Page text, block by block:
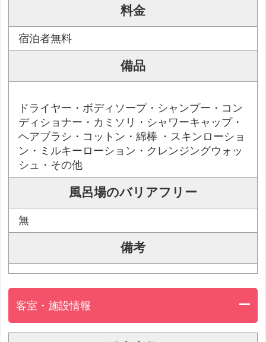
料金
宿泊者無料
備品
ドライヤー・ボディソープ・シャンプー・コン
ディショナー・カミソリ・シャワーキャップ・
ヘアブラシ・コットン・綿棒 ・スキンローショ
ン・ミルキーローション・クレンジングウォッ
シュ・その他
風呂場のバリアフリー
無
備考
客室・施設情報